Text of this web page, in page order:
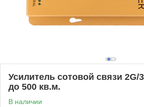
Усилитель сотовой связи 2G/
до 500 кв.м.
В наличии